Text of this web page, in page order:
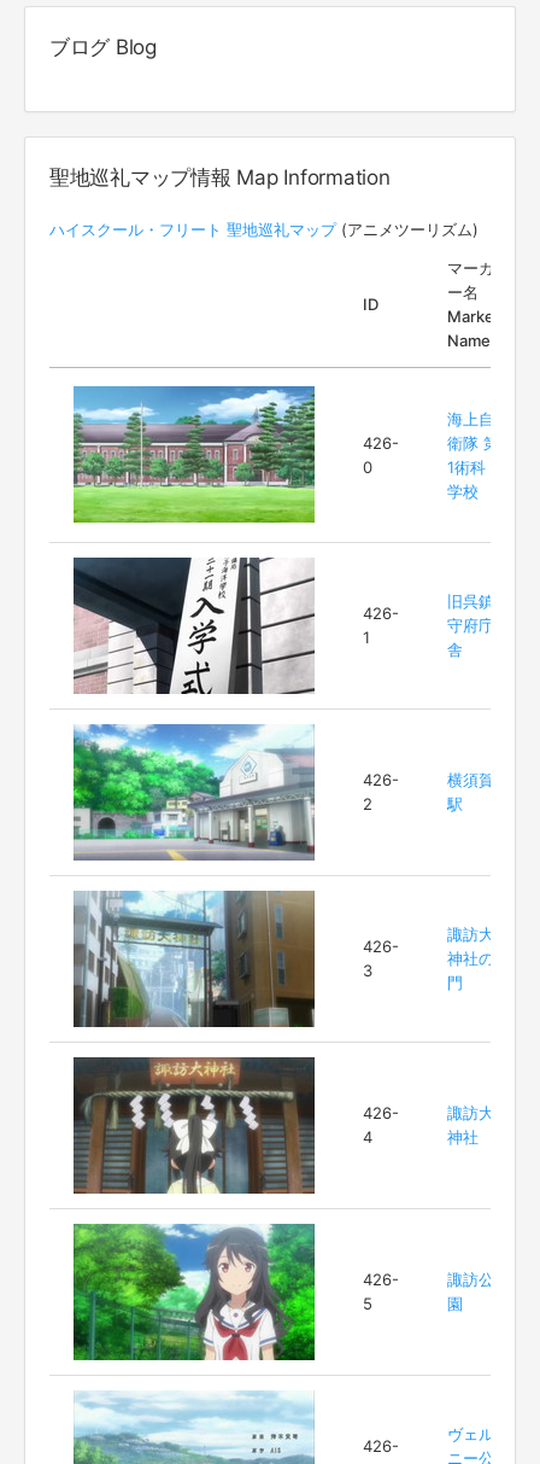
ブログ Blog
聖地巡礼マップ情報 Map Information
ハイスクール・フリート 聖地巡礼マップ(アニメツーリズム)
ID
マーカ
ー名
Marker
Name
426-
0
海上自
衛隊 第
1術科
学校
426-
1
旧呉鎮
守府庁
舎
426-
2
横須賀
駅
426-
3
諏訪大
神社の
門
426-
4
諏訪大
神社
426-
5
諏訪公
園
426-
ヴェル
ニー公